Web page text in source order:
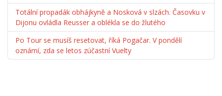
Totální propadák obhájkyně a Nosková v slzách. Časovku v
Dijonu ovládla Reusser a oblékla se do žlutého
Po Tour se musíš resetovat, říká Pogačar. V pondělí
oznámí, zda se letos zúčastní Vuelty